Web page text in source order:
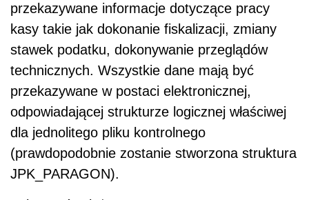
przekazywane informacje dotyczące pracy
kasy takie jak dokonanie fiskalizacji, zmiany
stawek podatku, dokonywanie przeglądów
technicznych. Wszystkie dane mają być
przekazywane w postaci elektronicznej,
odpowiadającej strukturze logicznej właściwej
dla jednolitego pliku kontrolnego
(prawdopodobnie zostanie stworzona struktura
JPK_PARAGON).